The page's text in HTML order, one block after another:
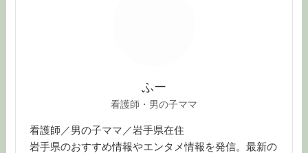
ふー
看護師・男の子ママ
看護師／男の子ママ／岩手県在住
岩手県のおすすめ情報やエンタメ情報を発信。最新の